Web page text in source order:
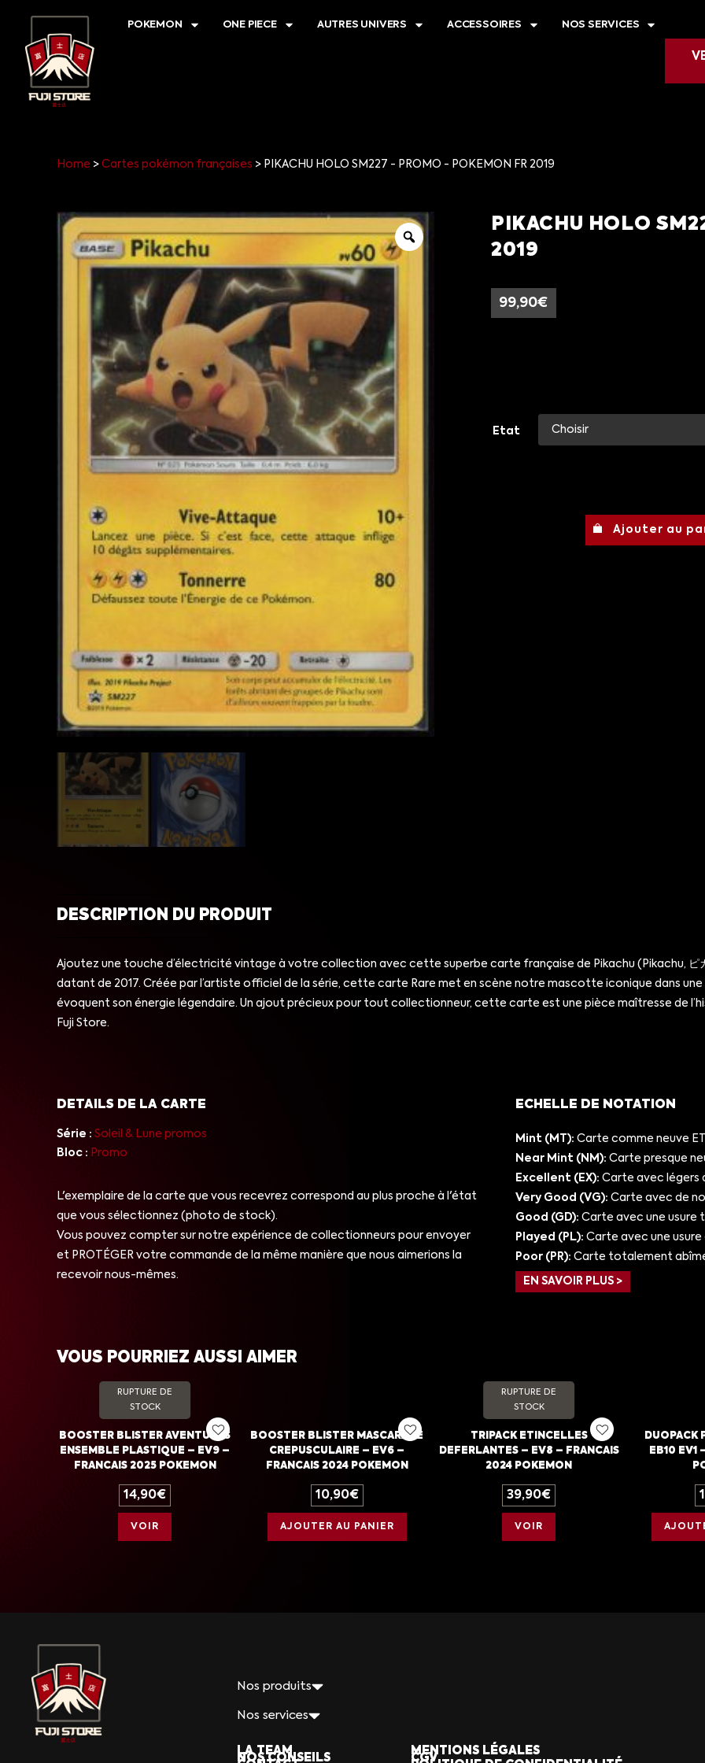
POKEMON ONE PIECE AUTRES UNIVERS ACCESSOIRES NOS SERVICES
Home > Cartes pokémon françaises > PIKACHU HOLO SM227 - PROMO - POKEMON FR 2019
PIKACHU HOLO
2019
99,90€
Etat
Ajouter au
DESCRIPTION DU PRODUIT
Ajoutez une touche d’électricité vintage à votre collection avec cette superbe carte française de Pikachu (Pikachu, ピ
datant de 2017. Créée par l’artiste officiel de la série, cette carte Rare met en scène notre mascotte iconique dans
évoquent son énergie légendaire. Un ajout précieux pour tout collectionneur, cette carte est une pièce maîtresse de
Fuji Store.
DETAILS DE LA CARTE
Série : Soleil & Lune promos
Bloc : Promo
L'exemplaire de la carte que vous recevrez correspond au plus proche à l'état
que vous sélectionnez (photo de stock).
Vous pouvez compter sur notre expérience de collectionneurs pour envoyer
et PROTÉGER votre commande de la même manière que nous aimerions la
recevoir nous-mêmes.
ECHELLE DE NOTATION
Mint (MT): Carte comme neuve
Near Mint (NM): Carte presque
Excellent (EX): Carte avec légers
Very Good (VG): Carte avec de
Good (GD): Carte avec une usure
Played (PL): Carte avec une
Poor (PR): Carte totalement
EN SAVOIR PLUS >
VOUS POURRIEZ AUSSI AIMER
RUPTURE DE
STOCK
BOOSTER BLISTER AVENTURES
ENSEMBLE PLASTIQUE – EV9 –
FRANCAIS 2025 POKEMON
14,90€
VOIR
BOOSTER BLISTER MASCARADE
CREPUSCULAIRE – EV6 –
FRANCAIS 2024 POKEMON
10,90€
AJOUTER AU PANIER
RUPTURE DE
STOCK
TRIPACK ETINCELLES
DEFERLANTES – EV8 – FRANCAIS
2024 POKEMON
39,90€
VOIR
DUOPACK
EB10 EV1
Nos produits
Nos services
LA TEAM
NOS CONSEILS
MENTIONS LÉGALES
CGV